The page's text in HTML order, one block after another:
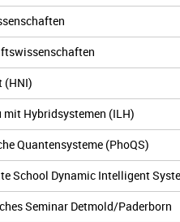
(HNI)
Hybridsystemen (ILH)
Quantensysteme (PhoQS)
School Dynamic Intelligent
Seminar Detmold/Paderborn